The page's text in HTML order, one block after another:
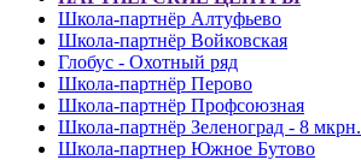
Школа-партнёр Алтуфьево
Школа-партнёр Войковская
Глобус - Охотный ряд
Школа-партнёр Перово
Школа-партнёр Профсоюзная
Школа-партнёр Зеленоград - 8 мкрн.
Школа-партнер Южное Бутово